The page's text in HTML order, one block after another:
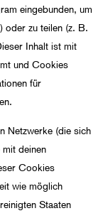
eingebunden, um
oder zu teilen (z. B.
Inhalt ist mit
und Cookies
für
Netzwerke (die sich
deinen
Cookies
wie möglich
Staaten